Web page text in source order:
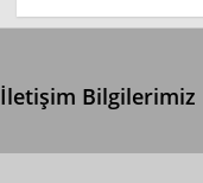
İletişim Bilgilerimiz